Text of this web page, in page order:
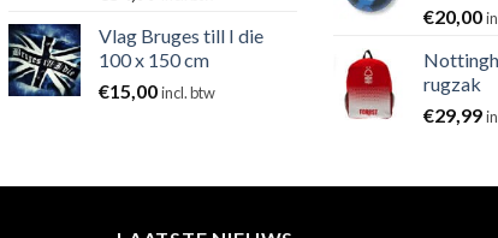
Vlag Bruges till I die
100 x 150 cm
€15,00incl. btw
€20,00
rugzak
€29,99